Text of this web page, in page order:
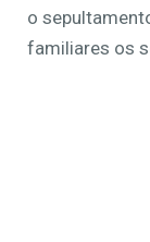
o
familiares os